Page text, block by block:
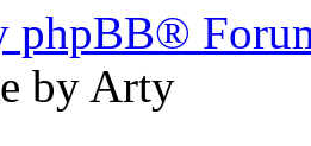
phpBB®
by Arty